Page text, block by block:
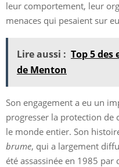
leur comportement, leur
menaces qui pesaient sur
Lire aussi : Top 5
de Menton
Son engagement a eu un
progresser la protection de
le monde entier. Son
brume, qui a largement
été assassinée en 1985